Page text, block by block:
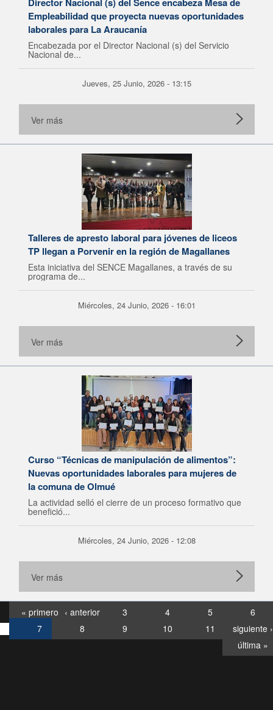
Empleabilidad que proyecta nuevas oportunidades
laborales para La Araucanía
Encabezada por el Director Nacional (s) del Servicio
Nacional de...
Jueves, 25 Junio, 2026 - 13:15
Ver más
Talleres de apresto laboral para jóvenes de liceos
TP llegan a Porvenir en la región de Magallanes
Esta iniciativa del SENCE Magallanes, a través de su
programa de...
Miércoles, 24 Junio, 2026 - 16:01
Ver más
Curso “Técnicas de manipulación de alimentos”:
Nuevas oportunidades laborales para mujeres de
la comuna de Olmué
La actividad selló el cierre de un proceso formativo que
benefició...
Miércoles, 24 Junio, 2026 - 12:08
Ver más
« primero ‹ anterior 3 4 5
6
7
8 9 10 11
siguiente ›
última »